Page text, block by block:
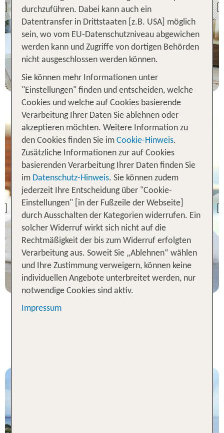
Previous
Paya I Apartamentos
100 % Weiterempfehlung
7 Nächte, Ü, XX
1088 €
Previous
Formentera
Pinomar
100 % Weiterempfehlung
7 Nächte, Ü, XX
874 €
p.P. ab 719 €
durchzuführen. Dabei kann auch ein
Datentransfer in Drittstaaten [z.B. USA] möglich
sein, wo vom EU-Datenschutzniveau abgewichen
werden kann und Zugriffe von dortigen Behörden
nicht ausgeschlossen werden können.
Sie können mehr Informationen unter
"Einstellungen" finden und entscheiden, welche
Cookies und welche auf Cookies basierende
Verarbeitung Ihrer Daten Sie ablehnen oder
akzeptieren möchten. Weitere Information zu
den Cookies finden Sie im Cookie-Hinweis.
Zusätzliche Informationen zur auf Cookies
basierenden Verarbeitung Ihrer Daten finden Sie
im Datenschutz-Hinweis. Sie können zudem
jederzeit Ihre Entscheidung über "Cookie-
Einstellungen" [in der Fußzeile der Webseite]
durch Ausschalten der Kategorien widerrufen. Ein
solcher Widerruf wirkt sich nicht auf die
Rechtmäßigkeit der bis zum Widerruf erfolgten
Verarbeitung aus. Soweit Sie „Ablehnen“ wählen
und Ihre Zustimmung verweigern, können keine
individuellen Angebote unterbreitet werden, nur
notwendige Cookies sind aktiv.
Impressum